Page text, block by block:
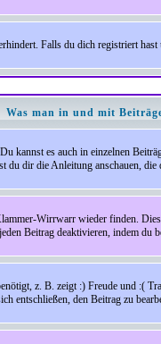
Falls du dich registriert
Was man in und mit
es auch in einzelnen
dir die Anleitung anschauen, die
Wirrwarr wieder finden.
Beitrag deaktivieren, indem du
z. B. zeigt :) Freude und :(
entschließen, den Beitrag zu